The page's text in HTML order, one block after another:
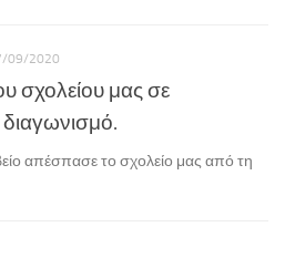
09/2020
σχολείου μας σε
απέσπασε το σχολείο μας από τη